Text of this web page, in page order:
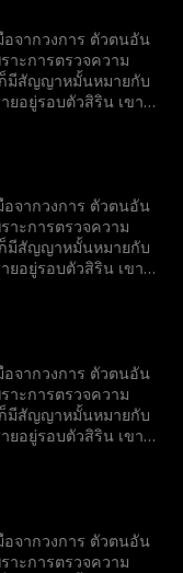
จากวงการ ตัวตนอัน
ราะการตรวจความ
มีสัญญาหมั้นหมายกับ
ยอยู่รอบตัวสิริน เขาจึง
จากวงการ ตัวตนอัน
ราะการตรวจความ
มีสัญญาหมั้นหมายกับ
ยอยู่รอบตัวสิริน เขาจึง
จากวงการ ตัวตนอัน
ราะการตรวจความ
มีสัญญาหมั้นหมายกับ
ยอยู่รอบตัวสิริน เขาจึง
จากวงการ ตัวตนอัน
ราะการตรวจความ